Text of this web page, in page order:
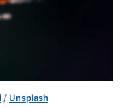
/ Unsplash